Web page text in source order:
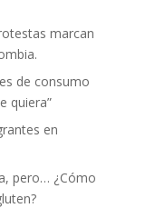
marcan
de consumo
quiera”
en
pero… ¿Cómo